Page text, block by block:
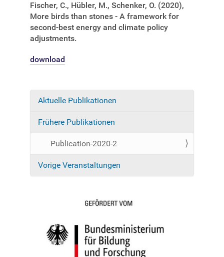
Fischer, C., Hübler, M., Schenker, O. (2020),
More birds than stones - A framework for
second-best energy and climate policy
adjustments.
download
N
v
g
a
t
Aktuelle Publikationen
Frühere Publikationen
Publication-2020-2
Vorige Veranstaltungen